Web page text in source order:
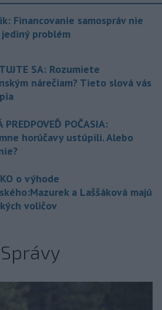
Financovanie samospráv nie
problém
SA: Rozumiete
nárečiam? Tieto slová vás
PREDPOVEĎ POČASIA:
horúčavy ustúpili. Alebo
o výhode
a Laššáková majú
voličov
Správy